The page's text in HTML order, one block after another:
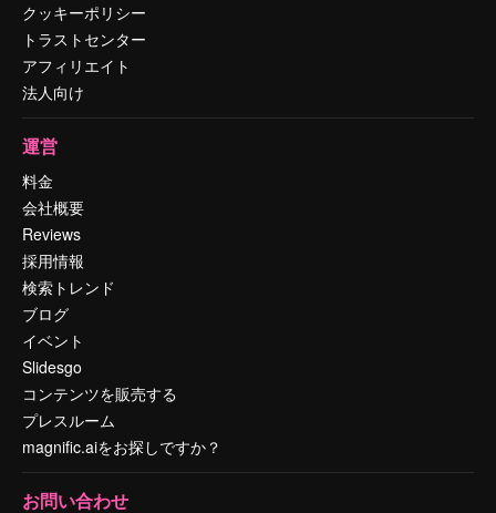
クッキーポリシー
トラストセンター
アフィリエイト
法人向け
運営
料金
会社概要
Reviews
採用情報
検索トレンド
ブログ
イベント
Slidesgo
コンテンツを販売する
プレスルーム
magnific.aiをお探しですか？
お問い合わせ